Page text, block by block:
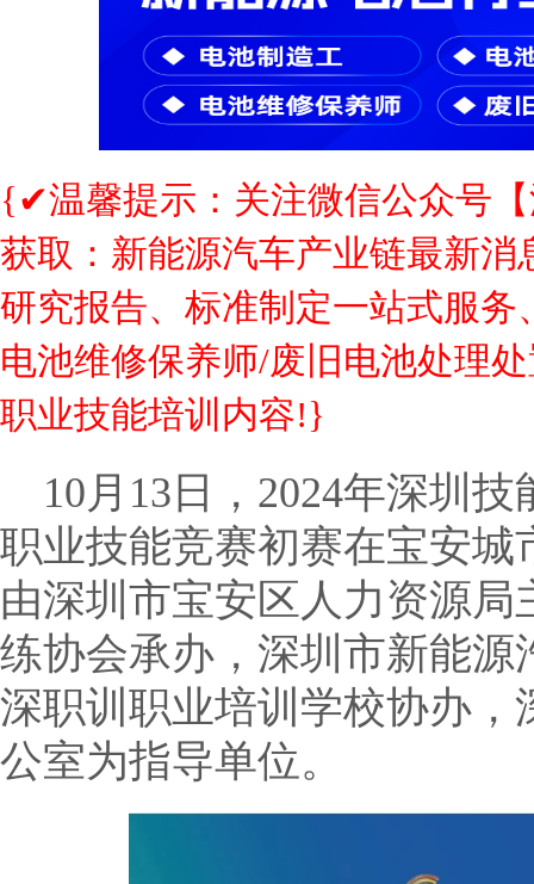
{✔温馨提示：关注微信公众号
获取：新能源汽车产业链最新
研究报告、标准制定一站式服
电池维修保养师/废旧电池处理
职业技能培训内容!}
10月13日，2024年深圳
职业技能竞赛初赛在宝安
由深圳市宝安区人力资源
练协会承办，深圳市新能
深职训职业培训学校协办
公室为指导单位。